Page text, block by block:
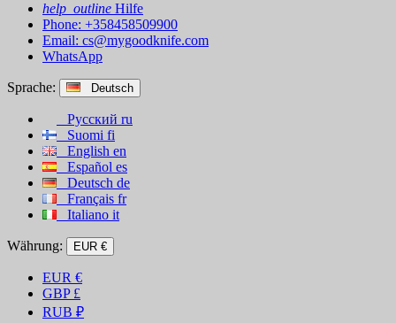
help_outline Hilfe
Phone: +358458509900
Email: cs@mygoodknife.com
WhatsApp
Sprache: Deutsch
Русский ru
Suomi fi
English en
Español es
Deutsch de
Français fr
Italiano it
Währung: EUR €
EUR €
GBP £
RUB ₽